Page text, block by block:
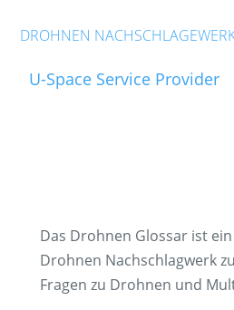
DROHNEN
U-Space Service Provider
Das Drohnen Glossar ist
Drohnen Nachschlagwerk
Fragen zu Drohnen und